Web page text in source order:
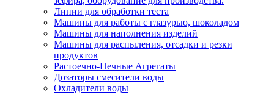
Линии для обработки теста
Машины для работы с глазурью, шоколадом
Машины для наполнения изделий
Машины для распыления, отсадки и резки
продуктов
Растоечно-Печные Агрегаты
Дозаторы смесители воды
Охладители воды